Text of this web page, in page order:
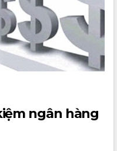
ngân hàng